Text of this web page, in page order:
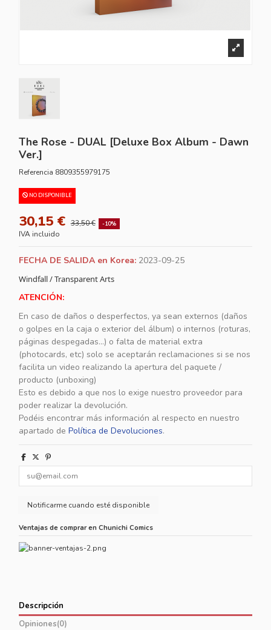
The Rose - DUAL [Deluxe Box Album - Dawn
Ver.]
Referencia 8809355979175
NO DISPONIBLE
30,15 € 33,50 € -10%
IVA incluido
FECHA DE SALIDA en Korea: 2023-09-25
Windfall / Transparent Arts
ATENCIÓN:
En caso de daños o desperfectos, ya sean externos (daños
o golpes en la caja o exterior del álbum) o internos (roturas,
páginas despegadas...) o falta de material extra
(photocards, etc) solo se aceptarán reclamaciones si se nos
facilita un video realizando la apertura del paquete /
producto (unboxing)
Esto es debido a que nos lo exige nuestro proveedor para
poder realizar la devolución.
Podéis encontrar más información al respecto en nuestro
apartado de Política de Devoluciones.
Ventajas de comprar en Chunichi Comics
Descripción
Opiniones(0)